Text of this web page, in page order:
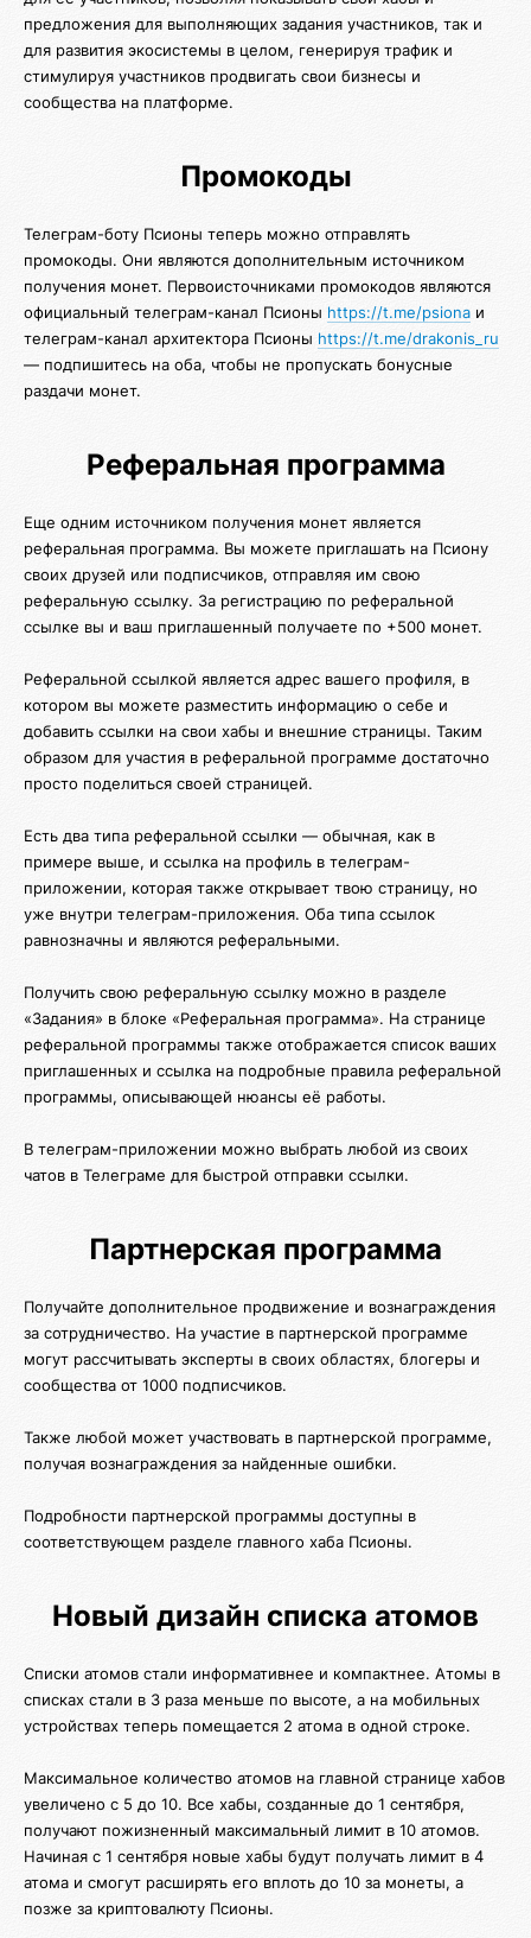
предложения для выполняющих задания участников, так и
для развития экосистемы в целом, генерируя трафик и
стимулируя участников продвигать свои бизнесы и
сообщества на платформе.
Промокоды
Телеграм-боту Псионы теперь можно отправлять
промокоды. Они являются дополнительным источником
получения монет. Первоисточниками промокодов являются
официальный телеграм-канал Псионы https://t.me/psiona и
телеграм-канал архитектора Псионы https://t.me/drakonis_ru
— подпишитесь на оба, чтобы не пропускать бонусные
раздачи монет.
Реферальная программа
Еще одним источником получения монет является
реферальная программа. Вы можете приглашать на Псиону
своих друзей или подписчиков, отправляя им свою
реферальную ссылку. За регистрацию по реферальной
ссылке вы и ваш приглашенный получаете по +500 монет.
Реферальной ссылкой является адрес вашего профиля, в
котором вы можете разместить информацию о себе и
добавить ссылки на свои хабы и внешние страницы. Таким
образом для участия в реферальной программе достаточно
просто поделиться своей страницей.
Есть два типа реферальной ссылки — обычная, как в
примере выше, и ссылка на профиль в телеграм-
приложении, которая также открывает твою страницу, но
уже внутри телеграм-приложения. Оба типа ссылок
равнозначны и являются реферальными.
Получить свою реферальную ссылку можно в разделе
«Задания» в блоке «Реферальная программа». На странице
реферальной программы также отображается список ваших
приглашенных и ссылка на подробные правила реферальной
программы, описывающей нюансы её работы.
В телеграм-приложении можно выбрать любой из своих
чатов в Телеграме для быстрой отправки ссылки.
Партнерская программа
Получайте дополнительное продвижение и вознаграждения
за сотрудничество. На участие в партнерской программе
могут рассчитывать эксперты в своих областях, блогеры и
сообщества от 1000 подписчиков.
Также любой может участвовать в партнерской программе,
получая вознаграждения за найденные ошибки.
Подробности партнерской программы доступны в
соответствующем разделе главного хаба Псионы.
Новый дизайн списка атомов
Списки атомов стали информативнее и компактнее. Атомы в
списках стали в 3 раза меньше по высоте, а на мобильных
устройствах теперь помещается 2 атома в одной строке.
Максимальное количество атомов на главной странице хабов
увеличено с 5 до 10. Все хабы, созданные до 1 сентября,
получают пожизненный максимальный лимит в 10 атомов.
Начиная с 1 сентября новые хабы будут получать лимит в 4
атома и смогут расширять его вплоть до 10 за монеты, а
позже за криптовалюту Псионы.